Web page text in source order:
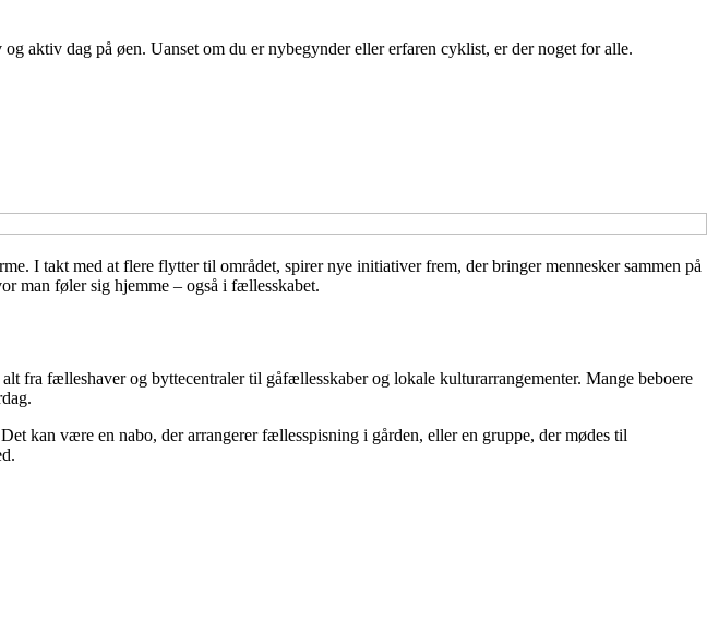
aktiv dag på øen. Uanset om du er nybegynder eller erfaren cyklist, er der noget for alle.
I takt med at flere flytter til området, spirer nye initiativer frem, der bringer mennesker sammen på
man føler sig hjemme – også i fællesskabet.
fra fælleshaver og byttecentraler til gåfællesskaber og lokale kulturarrangementer. Mange beboere
kan være en nabo, der arrangerer fællesspisning i gården, eller en gruppe, der mødes til